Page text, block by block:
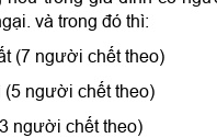
và trong đó thì:
(7 người chết theo)
(5 người chết theo)
người chết theo)